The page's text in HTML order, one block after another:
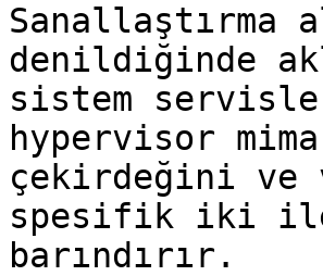
Sanallaştırma
denildiğinde
sistem
hypervisor
çekirdeğini ve
spesifik iki
barındırır.